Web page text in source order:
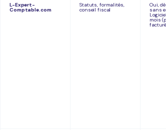
L-Expert-
Comptable.com
Statuts, formalités,
conseil fiscal
Oui,
sans
mois